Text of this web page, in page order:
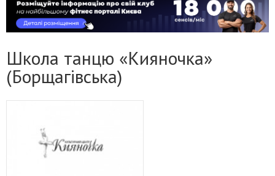
Школа танцю «Кияночка»
(Борщагівська)